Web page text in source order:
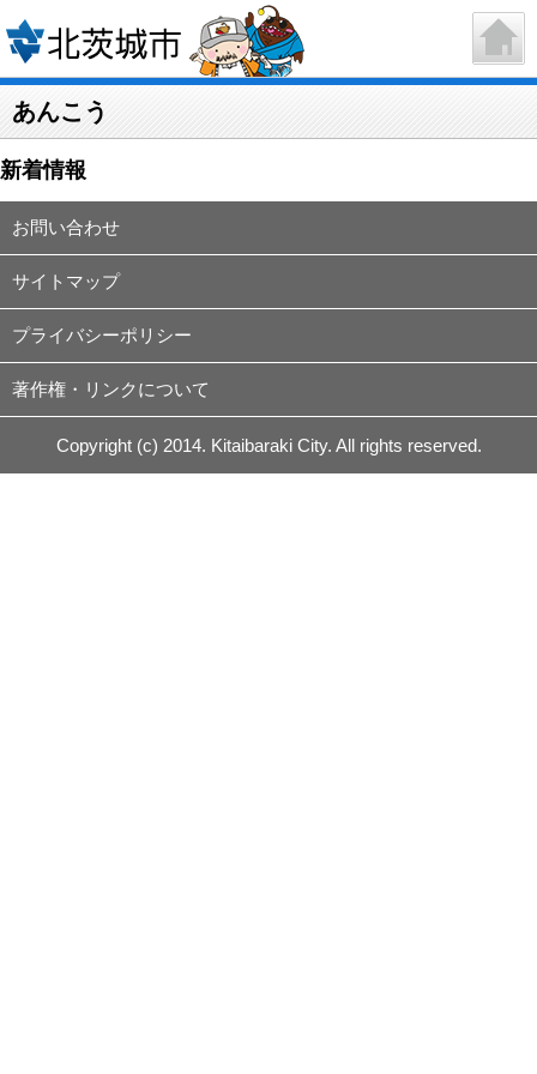
あんこう
新着情報
お問い合わせ
サイトマップ
プライバシーポリシー
著作権・リンクについて
Copyright (c) 2014. Kitaibaraki City. All rights reserved.